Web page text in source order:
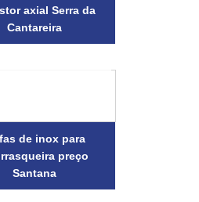
axial Serra da
Cantareira
de inox para
preço
Santana